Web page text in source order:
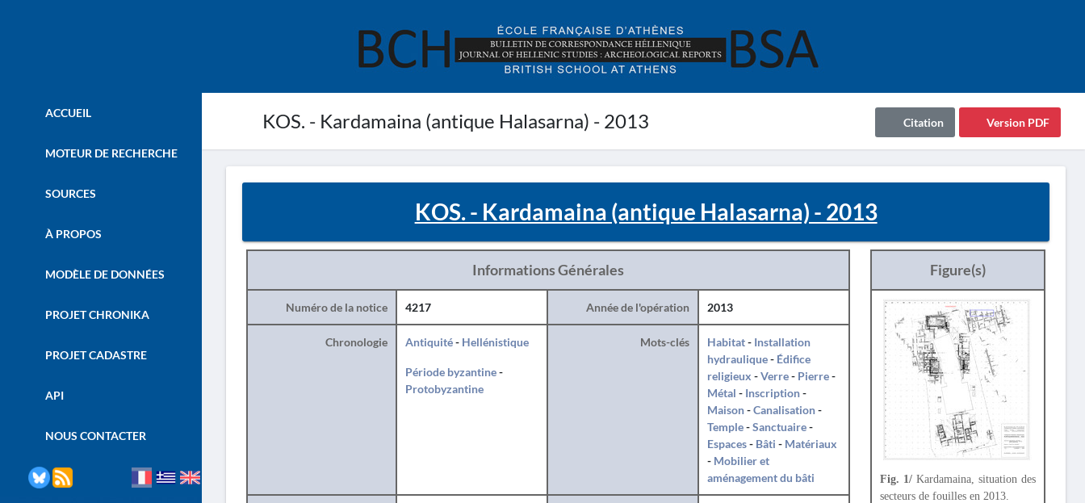
KOS. - Kardamaina (antique Halasarna) - 2013 Version PDF
Citation
ACCUEIL
MOTEUR DE RECHERCHE
SOURCES
À PROPOS
MODÈLE DE DONNÉES
PROJET CHRONIKA
PROJET CADASTRE
API
NOUS CONTACTER
KOS. - Kardamaina (antique Halasarna) - 2013
Informations Générales
Numéro de la notice 4217 Année de l'opération 2013
Chronologie Antiquité- Hellénistique
Période byzantine-
Protobyzantine
Mots-clés Habitat- Installation
hydraulique- Édifice
religieux -Verre- Pierre-
Métal - Inscription-
Maison-Canalisation-
Temple-Sanctuaire-
Espaces- Bâti - Matériaux
- Mobilier et
aménagement du bâti
Figure(s)
Fig. 1/Kardamaina, situation des
secteurs de fouilles en 2013.